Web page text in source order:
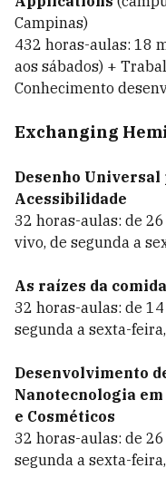
Campinas)
432 horas-aulas: 18
aos sábados) +
Conhecimento
Exchanging
Desenho
Acessibilidade
32 horas-aulas: de
vivo, de segunda a
As raízes da
32 horas-aulas: de
segunda a sexta-
Desenvolvimento
Nanotecnologia
e Cosméticos
32 horas-aulas: de
segunda a sexta-